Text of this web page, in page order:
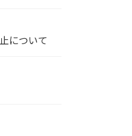
について